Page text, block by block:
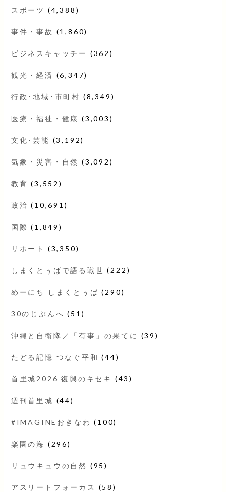
スポーツ (4,388)
事件・事故 (1,860)
ビジネスキャッチー (362)
観光・経済 (6,347)
行政･地域･市町村 (8,349)
医療・福祉・健康 (3,003)
文化･芸能 (3,192)
気象・災害・自然 (3,092)
教育 (3,552)
政治 (10,691)
国際 (1,849)
リポート (3,350)
しまくとぅばで語る戦世 (222)
めーにち しまくとぅば (290)
30のじぶんへ (51)
沖縄と自衛隊／「有事」の果てに (39)
たどる記憶 つなぐ平和 (44)
首里城2026 復興のキセキ (43)
週刊首里城 (44)
#IMAGINEおきなわ (100)
楽園の海 (296)
リュウキュウの自然 (95)
アスリートフォーカス (58)